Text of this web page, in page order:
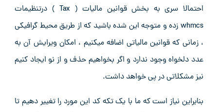
احتمالا سری به بخش قوانین مالیات ( Tax ) درتنظیمات
whmcs زده و متوجه این شده باشید که از طریق محیط گرافیکی
، زمانی که قوانین مالیاتی اضافه میکنیم ، امکان ویرایش آن به
عدد دلخواه وجود ندارد و اگر بخواهیم حذف و از نو ایجاد کنیم
نیز مشکلاتی در پی خواهد داشت.
بنابراین نیاز است که ما با یک تکه کد این مورد را تغییر دهیم تا